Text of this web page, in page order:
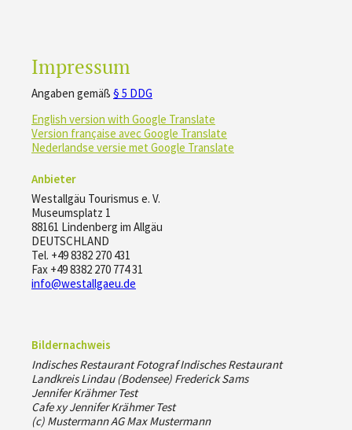
Impressum
Angaben gemäß § 5 DDG
English version with Google Translate
Version française avec Google Translate
Nederlandse versie met Google Translate
Anbieter
Westallgäu Tourismus e. V.
Museumsplatz 1
88161 Lindenberg im Allgäu
DEUTSCHLAND
Tel. +49 8382 270 431
Fax +49 8382 270 774 31
info@westallgaeu.de
Bildernachweis
Indisches Restaurant Fotograf Indisches Restaurant
Landkreis Lindau (Bodensee) Frederick Sams
Jennifer Krähmer Test
Cafe xy Jennifer Krähmer Test
(c) Mustermann AG Max Mustermann